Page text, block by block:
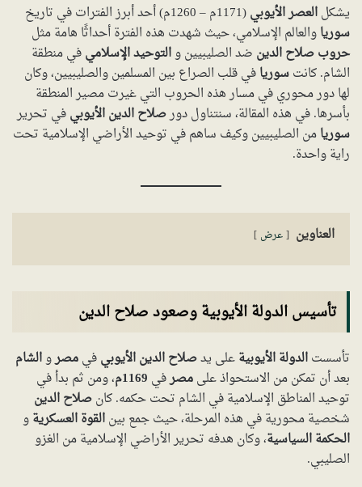
يشكلالعصر الأيوبي(1171م – 1260م) أحد أبرز الفترات في تاريخ
سورياوالعالم الإسلامي، حيث شهدت هذه الفترة أحداثًا هامة مثل
حروب صلاح الدين ضد الصليبيين والتوحيد الإسلاميفي منطقة
الشام. كانتسوريافي قلب الصراع بين المسلمين والصليبيين، وكان
لها دور محوري في مسار هذه الحروب التي غيرت مصير المنطقة
بأسرها. في هذه المقالة، سنتناول دورصلاح الدين الأيوبيفي تحرير
سوريامن الصليبيين وكيف ساهم في توحيد الأراضي الإسلامية تحت
راية واحدة.
العناوين عرض
تأسيس الدولة الأيوبية وصعود صلاح الدين
تأسستالدولة الأيوبيةعلى يدصلاح الدين الأيوبيفيمصروالشام
بعد أن تمكن من الاستحواذ علىمصرفي 1169م ، ومن ثم بدأ في
توحيد المناطق الإسلامية في الشام تحت حكمه. كانصلاح الدين
شخصية محورية في هذه المرحلة، حيث جمع بينالقوة العسكريةو
الحكمة السياسية، وكان هدفه تحرير الأراضي الإسلامية من الغزو
الصليبي.